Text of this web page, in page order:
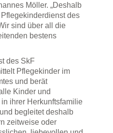
Möller. „Deshalb
des
sind über all die
bestens
des SkF
Pflegekinder im
und berät
Kinder und
ihrer Herkunftsfamilie
begleitet deshalb
zeitweise oder